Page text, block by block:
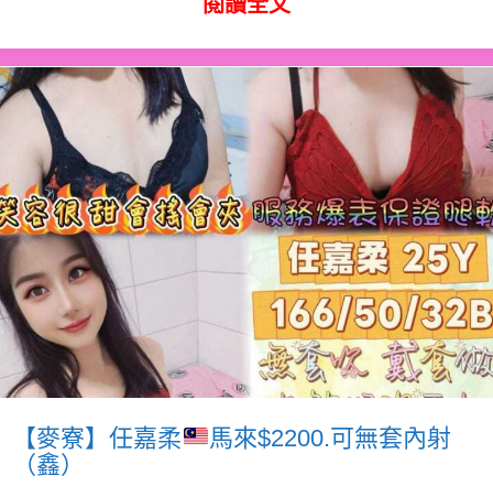
【麥寮】任嘉柔
馬來$2200.可無套內射
（鑫）